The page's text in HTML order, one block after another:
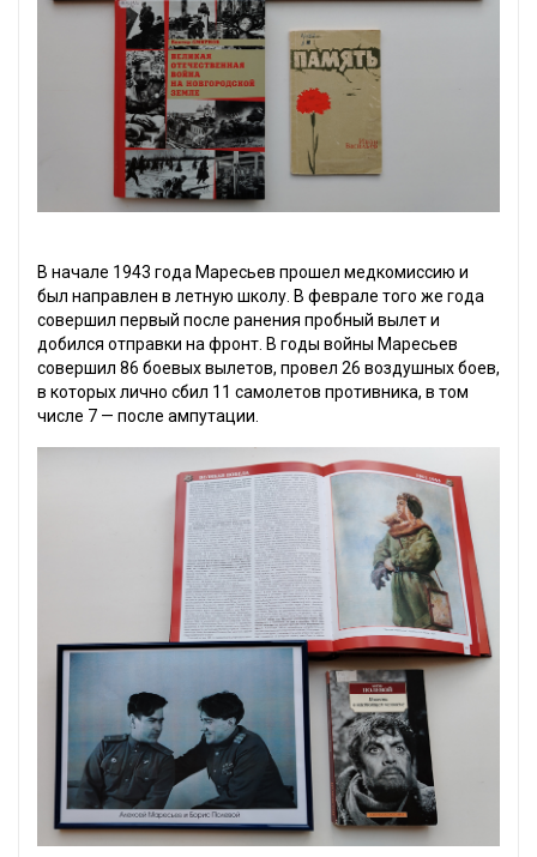
В начале 1943 года Маресьев прошел медкомиссию и
был направлен в летную школу. В феврале того же года
совершил первый после ранения пробный вылет и
добился отправки на фронт. В годы войны Маресьев
совершил 86 боевых вылетов, провел 26 воздушных боев,
в которых лично сбил 11 самолетов противника, в том
числе 7 — после ампутации.